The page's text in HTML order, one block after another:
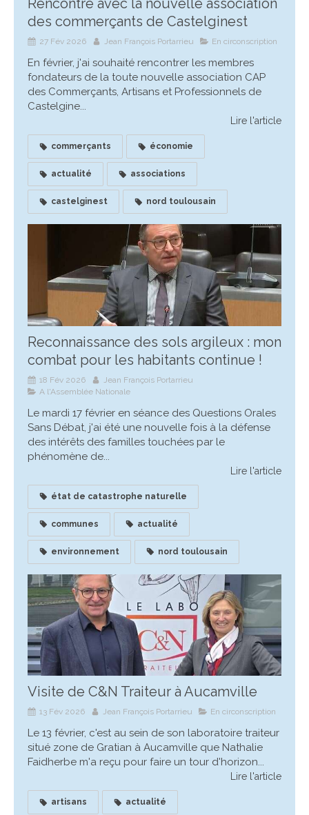
Rencontre avec la nouvelle association
des commerçants de Castelginest
27 Fév 2026 Jean François Portarrieu En circonscription
En février, j'ai souhaité rencontrer les membres
fondateurs de la toute nouvelle association CAP
des Commerçants, Artisans et Professionnels de
Castelgine...
Lire l'article
commerçants économie
actualité associations
castelginest nord toulousain
Reconnaissance des sols argileux : mon
combat pour les habitants continue !
18 Fév 2026
Jean François Portarrieu
A l'Assemblée Nationale
Le mardi 17 février en séance des Questions Orales
Sans Débat, j'ai été une nouvelle fois à la défense
des intérêts des familles touchées par le
phénomène de...
Lire l'article
état de catastrophe naturelle
communes actualité
environnement nord toulousain
Visite de C&N Traiteur à Aucamville
13 Fév 2026 Jean François Portarrieu En circonscription
Le 13 février, c'est au sein de son laboratoire traiteur
situé zone de Gratian à Aucamville que Nathalie
Faidherbe m'a reçu pour faire un tour d'horizon...
Lire l'article
artisans actualité